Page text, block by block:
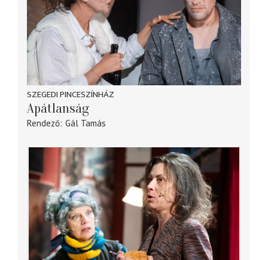
SZEGEDI PINCESZÍNHÁZ
Apátlanság
Rendező Gál Tamás